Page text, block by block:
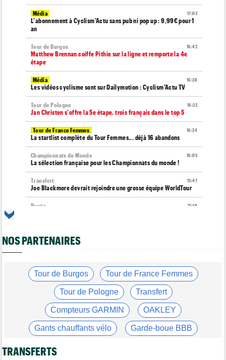
17:03
Média
L'abonnement à Cyclism'Actu sans pub ni pop up : 9,99€ pour 1
an
16:42
Tour de Burgos
Matthew Brennan coiffe Pithie sur la ligne et remporte la 4e
étape
16:38
Média
Les vidéos cyclisme sont sur Dailymotion : Cyclism'Actu TV
16:33
Tour de Pologne
Jan Christen s'offre la 5e étape, trois français dans le top 5
16:24
Tour de France Femmes
La startlist complète du Tour Femmes... déjà 16 abandons
16:05
Championnats du Monde
La sélection française pour les Championnats du monde !
15:47
Transfert
Joe Blackmore devrait rejoindre une grosse équipe WorldTour
15:19
Route
Tour de France Femmes
Horaires et chaînes… La diffusion TV de la 7e étape du Tour
Blessé, le Belge Toon Aerts, a mis un terme à sa saison 2026
Transfert
Jakobsen réagit à son transfert : "J'ai encore de la ressource"
Tour de France Femmes
Puck Pieterse : "Je vise le maillot à pois..."
Marlen Reusser, maillot jaune : "Le Mont Ventoux, on verra"
NOS PARTENAIRES
Tour de Burgos Tour de France Femmes
Tour de Pologne Transfert
Compteurs GARMIN OAKLEY
Gants chauffants vélo Garde-boue BBB
Casque ABUS
TRANSFERTS